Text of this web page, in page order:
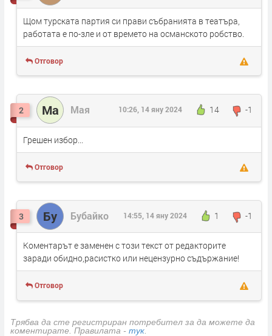
Щом турската партия си прави събранията в театъра,
работата е по-зле и от времето на османското робство.
Отговор
2 Ма Мая 14 -1
10:26, 14 яну 2024
Грешен избор...
Отговор
3 Бу Бубайко 1 -1
14:55, 14 яну 2024
Коментарът е заменен с този текст от редакторите
заради обидно,расистко или нецензурно съдържание!
Отговор
Трябва да сте регистриран потребител за да можете да
коментирате. Правилата - тук